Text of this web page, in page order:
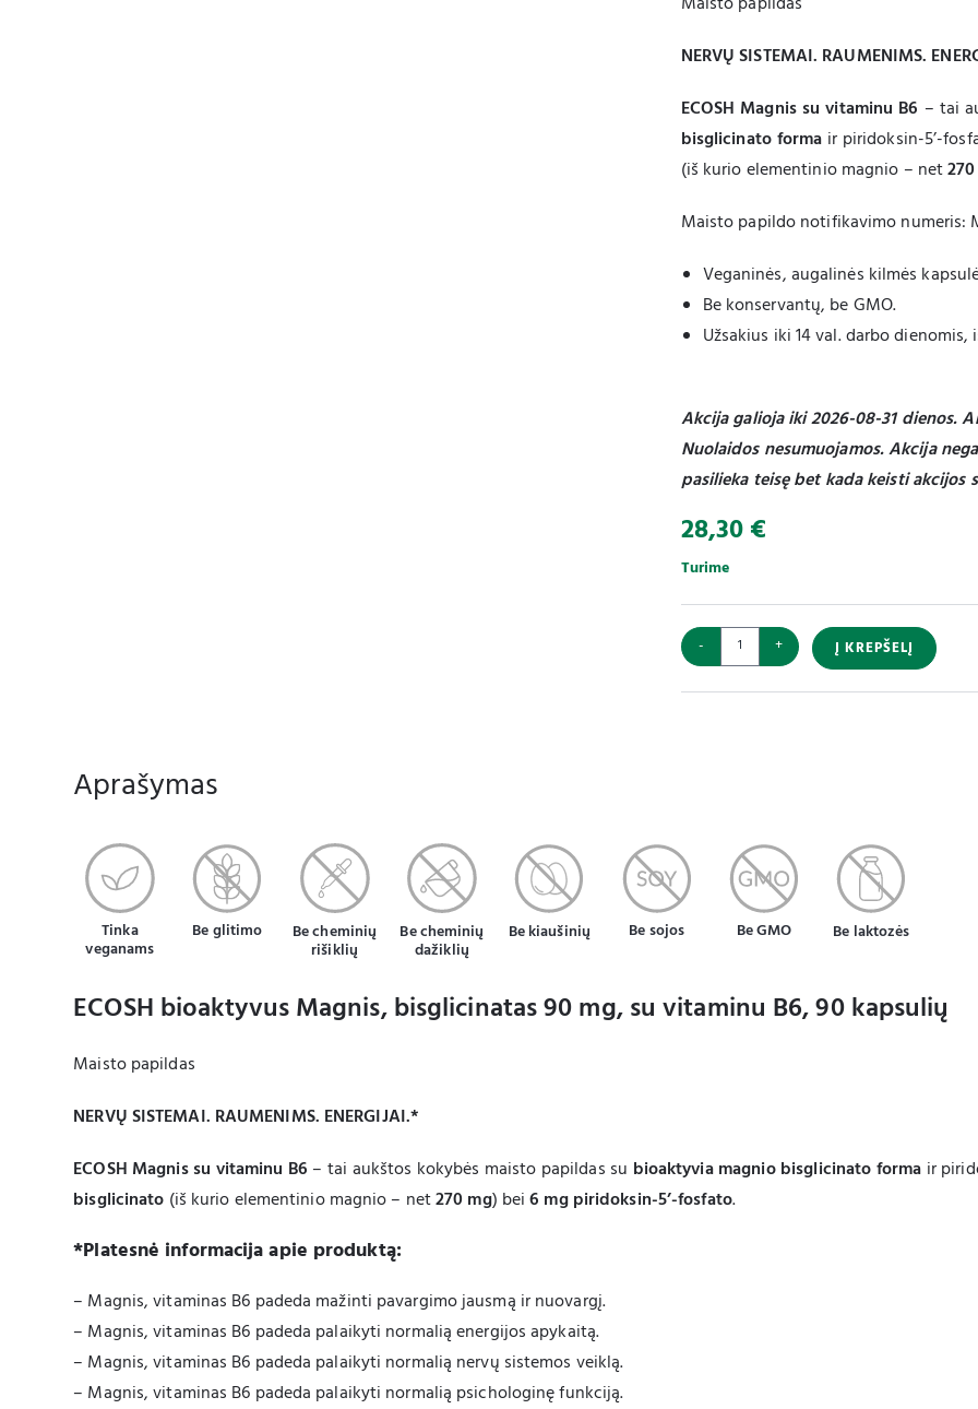
NERVŲ SISTEMAI. RAUMENIMS.
ECOSH Magnis su vitaminu B6 – tai
bisglicinato forma ir piridoksin-5’-
(iš kurio elementinio magnio – net
Maisto papildo notifikavimo numeris:
Veganinės, augalinės kilmės
Be konservantų, be GMO.
Užsakius iki 14 val. darbo
Akcija galioja iki 2026-08-31 dienos.
Nuolaidos nesumuojamos. Akcija
pasilieka teisę bet kada keisti akcijos
28,30€
Turime
- + Į KREPŠELĮ
Aprašymas
Tinka
veganams
Be glitimo Be cheminių
rišiklių
Be cheminių
dažiklių
Be kiaušinių Be sojos Be GMO Be laktozės
ECOSH bioaktyvus Magnis, bisglicinatas 90 mg, su vitaminu B6, 90 kapsulių
Maisto papildas
NERVŲ SISTEMAI. RAUMENIMS. ENERGIJAI.*
ECOSH Magnis su vitaminu B6 – tai aukštos kokybės maisto papildas su bioaktyvia magnio bisglicinato forma ir
bisglicinato (iš kurio elementinio magnio – net270 mg) bei6 mg piridoksin-5’-fosfato.
*Platesnė informacija apie produktą:
– Magnis, vitaminas B6 padeda mažinti pavargimo jausmą ir nuovargį.
– Magnis, vitaminas B6 padeda palaikyti normalią energijos apykaitą.
– Magnis, vitaminas B6 padeda palaikyti normalią nervų sistemos veiklą.
– Magnis, vitaminas B6 padeda palaikyti normalią psichologinę funkciją.